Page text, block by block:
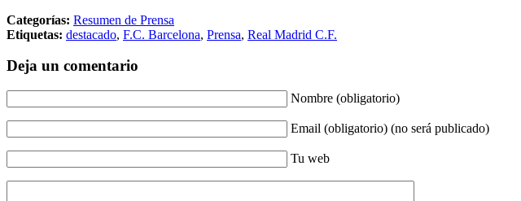
Categorías: Resumen de Prensa
Etiquetas: destacado, F.C. Barcelona, Prensa, Real Madrid C.F.
Deja un comentario
Nombre (obligatorio)
Email (obligatorio) (no será publicado)
Tu web